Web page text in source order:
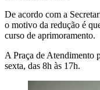
De acordo com a
o motivo da redução é
curso de aprimoramento.
A Praça de Atendimento
sexta, das 8h às 17h.